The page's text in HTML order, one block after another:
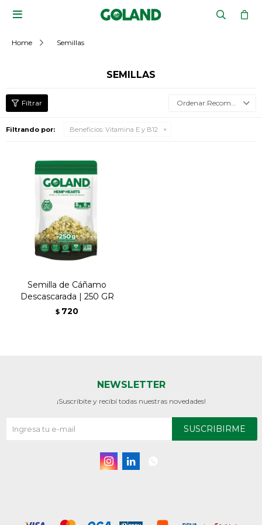

Home Semillas
SEMILLAS
Recomendados
Filtrando por: Beneficios: Vitamina E y B12
Semilla de Cáñamo
Descascarada | 250 GR
$ 720
NEWSLETTER
¡Suscribite y recibí todas nuestras novedades!
SUSCRIBIRME
 